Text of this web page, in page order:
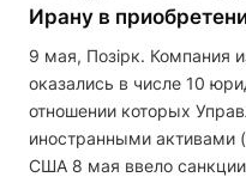
Ирану в
9 мая, Позірк. Компания
оказались в числе 10
отношении которых
иностранными активами
США 8 мая ввело